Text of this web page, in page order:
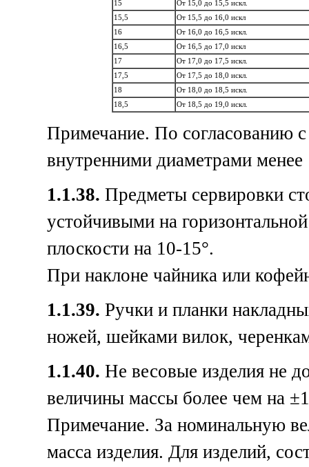
15
От 15,0 до 15,5 искл.
15,5
От 15,5 до 16,0 искл
16
От 16,0 до 16,5 искл.
16,5
От 16,5 до 17,0 искл
17
От 17,0 до 17,5 искл.
17,5
От 17,5 до 18,0 искл.
18
От 18,0 до 18,5 искл.
18,5
От 18,5 до 19,0 искл.
Примечание. По согласованию с
внутренними диаметрами
1.1.38. Предметы сервировки
устойчивыми на
плоскости на 10-15°.
При наклоне чайника или
1.1.39. Ручки и планки
ножей, шейками вилок,
1.1.40. Не весовые изделия не
величины массы более чем на
Примечание. За номинальную
масса изделия. Для изделий,